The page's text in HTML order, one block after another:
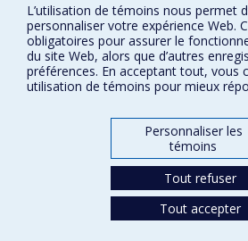
Conditions d’utilisation
L’utilisation de témoins nous permet
personnaliser votre expérience Web.
obligatoires pour assurer le
du site Web, alors que d’autres
préférences. En acceptant tout, vous
utilisation de témoins pour mieux
Personnaliser les
témoins
Tout refuser
Tout accepter